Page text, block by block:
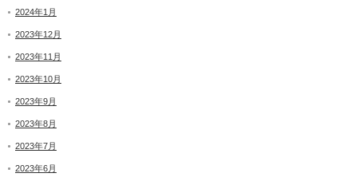
2024年1月
2023年12月
2023年11月
2023年10月
2023年9月
2023年8月
2023年7月
2023年6月